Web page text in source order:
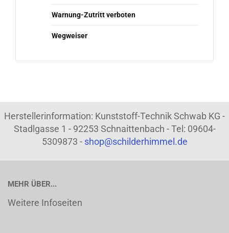
Warnung-Zutritt verboten
Wegweiser
Herstellerinformation: Kunststoff-Technik Schwab KG -
Stadlgasse 1 - 92253 Schnaittenbach - Tel: 09604-
5309873 - shop@schilderhimmel.de
MEHR ÜBER...
Weitere Infoseiten